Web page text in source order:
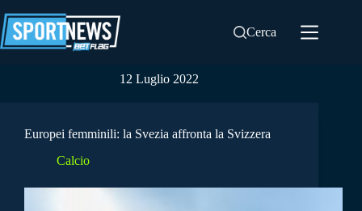
al
contenuto
Cerca
12 Luglio 2022
Europei femminili: la Svezia affronta la Svizzera
Calcio